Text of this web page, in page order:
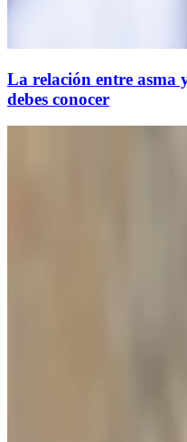
La relación entre asma
debes conocer